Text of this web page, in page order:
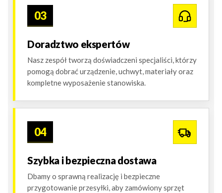
03
Doradztwo ekspertów
Nasz zespół tworzą doświadczeni specjaliści, którzy
pomogą dobrać urządzenie, uchwyt, materiały oraz
kompletne wyposażenie stanowiska.
04
Szybka i bezpieczna dostawa
Dbamy o sprawną realizację i bezpieczne
przygotowanie przesyłki, aby zamówiony sprzęt